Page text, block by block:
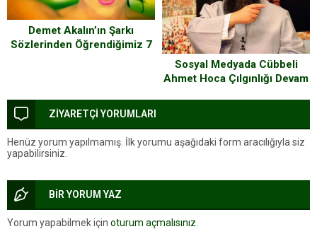
Demet Akalın’ın Şarkı
Sözlerinden Öğrendiğimiz 7
Sosyal Medyada Cübbeli
Ahmet Hoca Çılgınlığı Devam
ZİYARETÇİ YORUMLARI
Henüz yorum yapılmamış. İlk yorumu aşağıdaki form aracılığıyla siz
yapabilirsiniz.
BİR YORUM YAZ
Yorum yapabilmek için oturum açmalısınız